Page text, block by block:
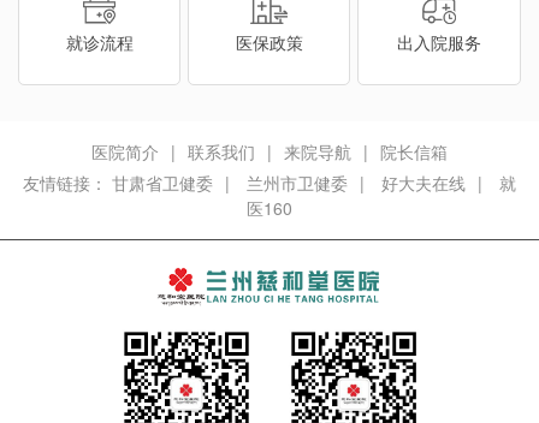
就诊流程 医保政策 出入院服务
医院简介 | 联系我们 | 来院导航 | 院长信箱
友情链接： 甘肃省卫健委 | 兰州市卫健委 | 好大夫在线 |
就
医160